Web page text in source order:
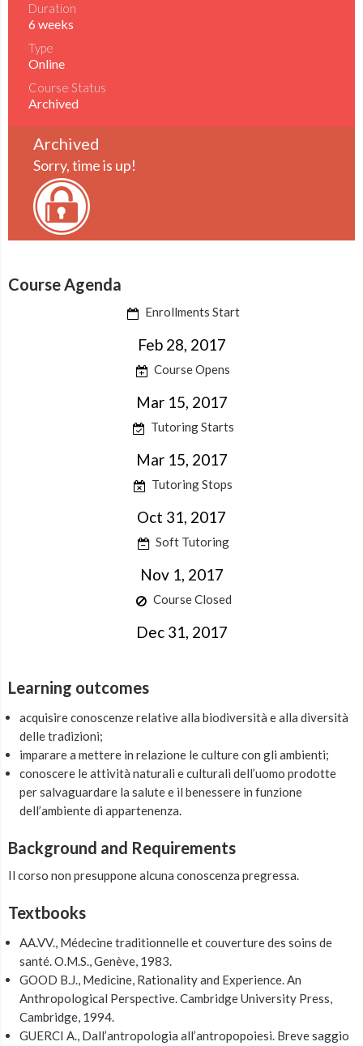
Duration
6 weeks
Type
Online
Course Status
Archived
Archived
Sorry, time is up!
Course Agenda
Enrollments Start
Feb 28, 2017
Course Opens
Mar 15, 2017
Tutoring Starts
Mar 15, 2017
Tutoring Stops
Oct 31, 2017
Soft Tutoring
Nov 1, 2017
Course Closed
Dec 31, 2017
Learning outcomes
acquisire conoscenze relative alla biodiversità e alla diversità
delle tradizioni;
imparare a mettere in relazione le culture con gli ambienti;
conoscere le attività naturali e culturali dell’uomo prodotte
per salvaguardare la salute e il benessere in funzione
dell’ambiente di appartenenza.
Background and Requirements
Il corso non presuppone alcuna conoscenza pregressa.
Textbooks
AA.VV., Médecine traditionnelle et couverture des soins de
santé. O.M.S., Genève, 1983.
GOOD B.J., Medicine, Rationality and Experience. An
Anthropological Perspective. Cambridge University Press,
Cambridge, 1994.
GUERCI A., Dall’antropologia all’antropopoiesi. Breve saggio